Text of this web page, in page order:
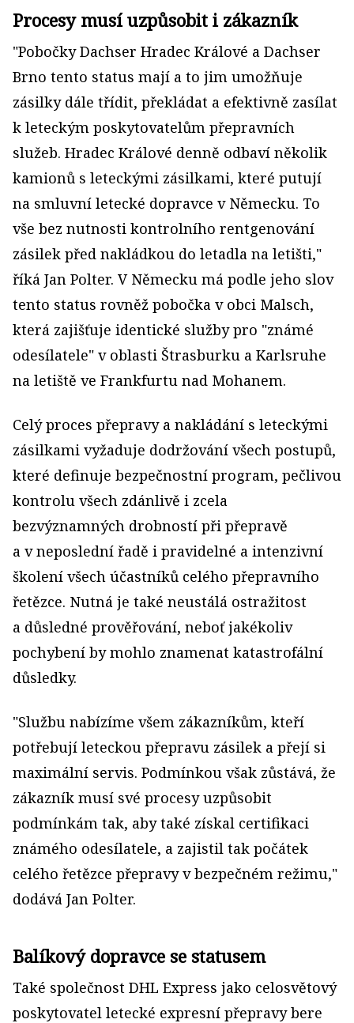
Procesy musí uzpůsobit i zákazník
"Pobočky Dachser Hradec Králové a Dachser
Brno tento status mají a to jim umožňuje
zásilky dále třídit, překládat a efektivně zasílat
k leteckým poskytovatelům přepravních
služeb. Hradec Králové denně odbaví několik
kamionů s leteckými zásilkami, které putují
na smluvní letecké dopravce v Německu. To
vše bez nutnosti kontrolního rentgenování
zásilek před nakládkou do letadla na letišti,"
říká Jan Polter. V Německu má podle jeho slov
tento status rovněž pobočka v obci Malsch,
která zajišťuje identické služby pro "známé
odesílatele" v oblasti Štrasburku a Karlsruhe
na letiště ve Frankfurtu nad Mohanem.
Celý proces přepravy a nakládání s leteckými
zásilkami vyžaduje dodržování všech postupů,
které definuje bezpečnostní program, pečlivou
kontrolu všech zdánlivě i zcela
bezvýznamných drobností při přepravě
a v neposlední řadě i pravidelné a intenzivní
školení všech účastníků celého přepravního
řetězce. Nutná je také neustálá ostražitost
a důsledné prověřování, neboť jakékoliv
pochybení by mohlo znamenat katastrofální
důsledky.
"Službu nabízíme všem zákazníkům, kteří
potřebují leteckou přepravu zásilek a přejí si
maximální servis. Podmínkou však zůstává, že
zákazník musí své procesy uzpůsobit
podmínkám tak, aby také získal certifikaci
známého odesílatele, a zajistil tak počátek
celého řetězce přepravy v bezpečném režimu,"
dodává Jan Polter.
Balíkový dopravce se statusem
Také společnost DHL Express jako celosvětový
poskytovatel letecké expresní přepravy bere